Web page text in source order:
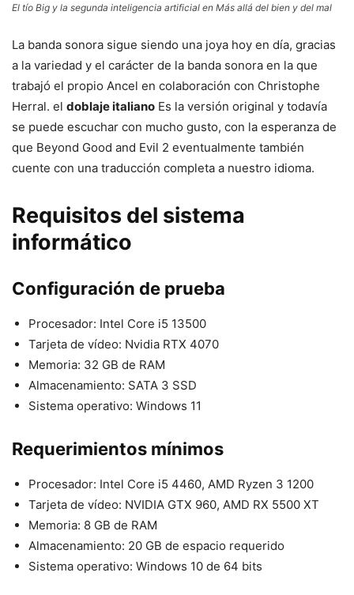
El tío Big y la segunda inteligencia artificial en Más allá del bien y del mal
La banda sonora sigue siendo una joya hoy en día, gracias
a la variedad y el carácter de la banda sonora en la que
trabajó el propio Ancel en colaboración con Christophe
Herral. el doblaje italiano Es la versión original y todavía
se puede escuchar con mucho gusto, con la esperanza de
que Beyond Good and Evil 2 eventualmente también
cuente con una traducción completa a nuestro idioma.
Requisitos del sistema
informático
Configuración de prueba
Procesador: Intel Core i5 13500
Tarjeta de vídeo: Nvidia RTX 4070
Memoria: 32 GB de RAM
Almacenamiento: SATA 3 SSD
Sistema operativo: Windows 11
Requerimientos mínimos
Procesador: Intel Core i5 4460, AMD Ryzen 3 1200
Tarjeta de vídeo: NVIDIA GTX 960, AMD RX 5500 XT
Memoria: 8 GB de RAM
Almacenamiento: 20 GB de espacio requerido
Sistema operativo: Windows 10 de 64 bits